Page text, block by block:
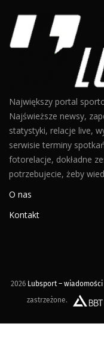
Największy portal
Najświeższe newsy,
statystyki, relacje live,
serwisie terminy
fotorelacje, dokładne
potrzebujecie, żeby
O nas
Kontakt
2026 Lubsport –
zastrzeżone.